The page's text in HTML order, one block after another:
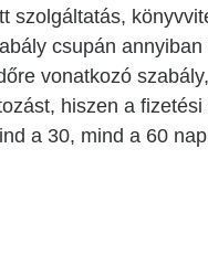
szolgáltatás,
csupán annyiban
vonatkozó
hiszen a
a 30, mind a 60